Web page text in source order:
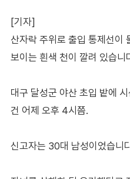
[기자]
산자락 주위로 출입 통제선이
보이는 흰색 천이 깔려 있습니
대구 달성군 야산 초입 밭에
건 어제 오후 4시쯤.
신고자는 30대 남성이었습니